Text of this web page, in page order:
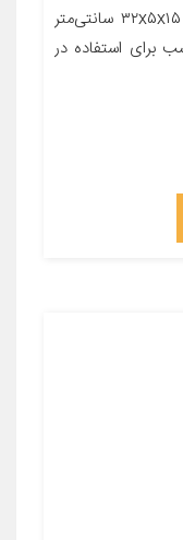
معرفی محصول جزئیات محصول ابعاد ۳۲x۵x۱۵ سانتی‌متر
مناسب برای استفاده در